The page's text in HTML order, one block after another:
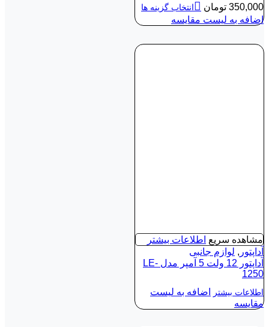
350,000 تومان انتخاب گزینه ها
اضافه به لیست مقایسه
مشاهده سریع اطلاعات بیشتر
آداپتور , لوازم جانبی
آداپتور 12 ولت 5‌ آمپر مدل LE-
1250
اطلاعات بیشتر
اضافه به لیست
مقایسه